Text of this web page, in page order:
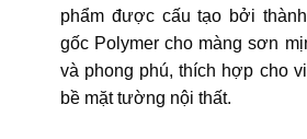
phẩm được cấu tạo bởi
gốc Polymer cho màng sơn
và phong phú, thích hợp cho
bề mặt tường nội thất.